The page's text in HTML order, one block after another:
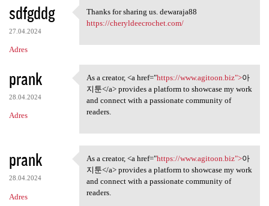
sdfgddg
27.04.2024
Adres
Thanks for sharing us.
Thanks for sharing us. dewaraja88
https://cheryldeecrochet.com/
prank
28.04.2024
Adres
As a creator, <a href="https:
As a creator, <a href="https://www.agitoon.biz">아
지툰</a> provides a platform to showcase my work
and connect with a passionate community of
readers.
prank
28.04.2024
Adres
As a creator, <a href="https:
As a creator, <a href="https://www.agitoon.biz">아
지툰</a> provides a platform to showcase my work
and connect with a passionate community of
readers.